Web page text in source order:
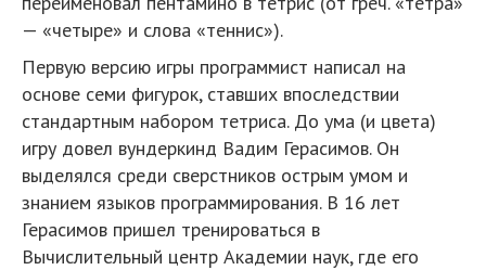
— «четыре» и слова «теннис»).
Первую версию игры программист написал на
основе семи фигурок, ставших впоследствии
стандартным набором тетриса. До ума (и цвета)
игру довел вундеркинд Вадим Герасимов. Он
выделялся среди сверстников острым умом и
знанием языков программирования. В 16 лет
Герасимов пришел тренироваться в
Вычислительный центр Академии наук, где его